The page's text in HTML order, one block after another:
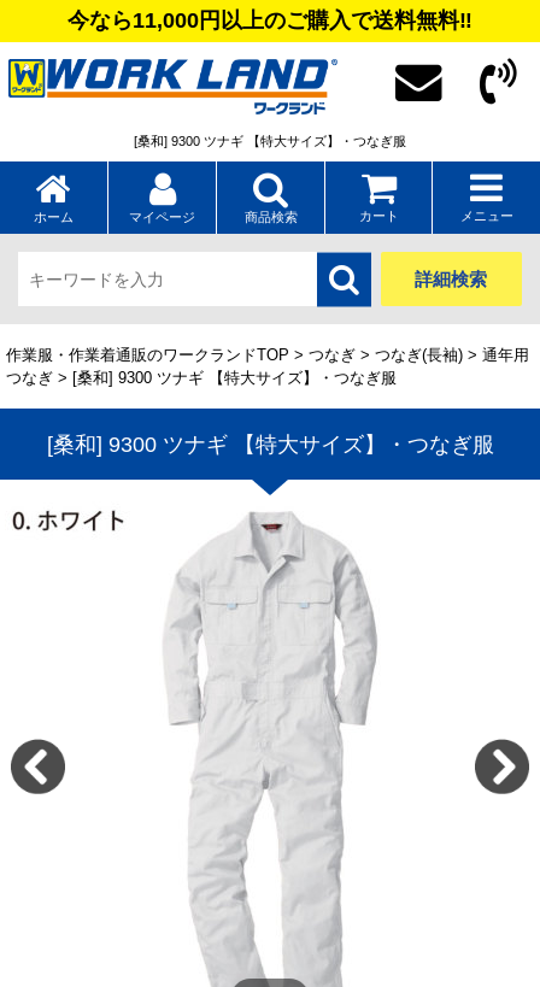
今なら11,000円以上のご購入で送料無料‼
[桑和] 9300 ツナギ 【特大サイズ】・つなぎ服
ホーム マイページ 商品検索 カート メニュー
詳細検索
作業服・作業着通販のワークランドTOP > つなぎ > つなぎ(長袖) > 通年用
つなぎ > [桑和] 9300 ツナギ 【特大サイズ】・つなぎ服
[桑和] 9300 ツナギ 【特大サイズ】・つなぎ服